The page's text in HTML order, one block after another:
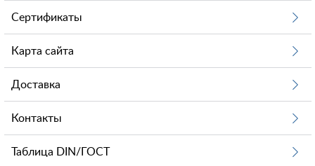
Сертификаты
Карта сайта
Доставка
Контакты
Таблица DIN/ГОСТ